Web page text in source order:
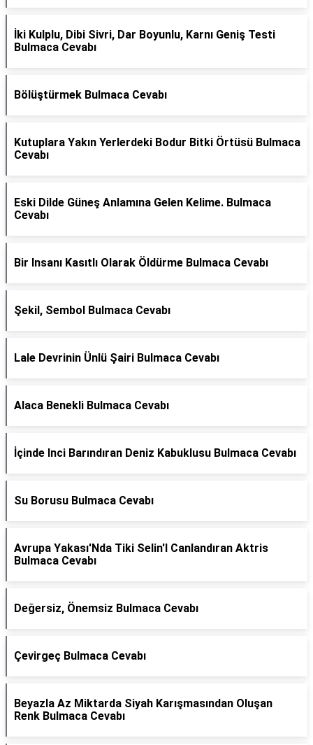
İki Kulplu, Dibi Sivri, Dar Boyunlu, Karnı Geniş Testi
Bulmaca Cevabı
Bölüştürmek Bulmaca Cevabı
Kutuplara Yakın Yerlerdeki Bodur Bitki Örtüsü Bulmaca
Cevabı
Eski Dilde Güneş Anlamına Gelen Kelime. Bulmaca
Cevabı
Bir Insanı Kasıtlı Olarak Öldürme Bulmaca Cevabı
Şekil, Sembol Bulmaca Cevabı
Lale Devrinin Ünlü Şairi Bulmaca Cevabı
Alaca Benekli Bulmaca Cevabı
İçinde Inci Barındıran Deniz Kabuklusu Bulmaca Cevabı
Su Borusu Bulmaca Cevabı
Avrupa Yakası'Nda Tiki Selin'I Canlandıran Aktris
Bulmaca Cevabı
Değersiz, Önemsiz Bulmaca Cevabı
Çevirgeç Bulmaca Cevabı
Beyazla Az Miktarda Siyah Karışmasından Oluşan
Renk Bulmaca Cevabı